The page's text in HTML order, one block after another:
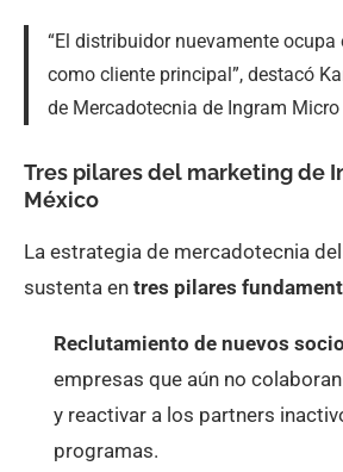
“El distribuidor nuevamente
como cliente principal”, destacó
de Mercadotecnia de Ingram
Tres pilares del marketing de
México
La estrategia de mercadotecnia
sustenta en tres pilares
Reclutamiento de nuevos
empresas que aún no
y reactivar a los partners
programas.